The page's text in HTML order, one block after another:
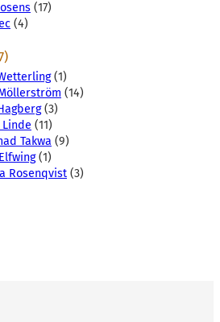
(17)
(4)
(1)
(14)
(3)
(11)
Takwa (9)
(1)
Rosenqvist (3)